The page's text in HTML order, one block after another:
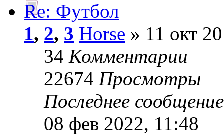
Re: Футбол
1, 2, 3 Horse » 11 окт
34 Комментарии
22674 Просмотры
Последнее
08 фев 2022, 11:48